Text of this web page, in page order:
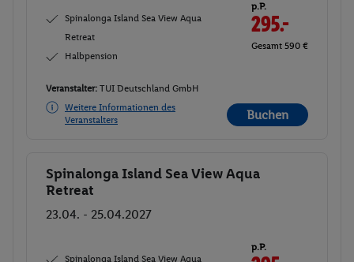
Spinalonga Island Sea View Aqua
Retreat
Halbpension
p.P.
295.-
Gesamt 590 €
Veranstalter: TUI Deutschland GmbH
Weitere Informationen des
Veranstalters
Buchen
Buchen
Spinalonga Island Sea View Aqua
Retreat
23.04. - 25.04.2027
Spinalonga Island Sea View Aqua
p.P.